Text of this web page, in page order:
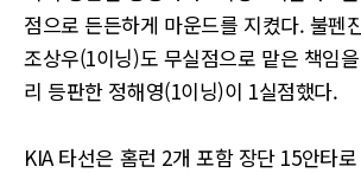
점으로 든든하게 마운드를 지켰다. 불펜
조상우(1이닝)도 무실점으로 맡은 책임
리 등판한 정해영(1이닝)이 1실점했다.
KIA 타선은 홈런 2개 포함 장단 15안타